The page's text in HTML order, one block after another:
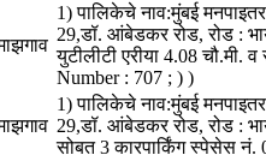
1) पालिकेचे नाव:मुंबई
29,डॉ. आंबेडकर रोड, रोड :
युटीलीटी एरीया 4.08
Number : 707 ; ) )
1) पालिकेचे नाव:मुंबई
29,डॉ. आंबेडकर रोड, रोड :
सोबत 3 कारपार्किंग स्पेसेस